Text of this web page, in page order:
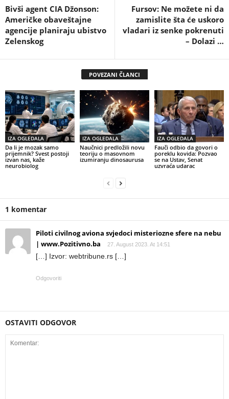
Bivši agent CIA Džonson:
Američke obaveštajne
agencije planiraju ubistvo
Zelenskog
Fursov: Ne možete ni da
zamislite šta će uskoro
vladari iz senke pokrenuti
– Dolazi …
POVEZANI ČLANCI
IZA OGLEDALA
Da li je mozak samo
prijemnik? Svest postoji
izvan nas, kaže
neurobiolog
IZA OGLEDALA
Naučnici predložili novu
teoriju o masovnom
izumiranju dinosaurusa
IZA OGLEDALA
Fauči odbio da govori o
poreklu kovida: Pozvao
se na Ustav, Senat
uzvraća udarac
1 komentar
Piloti civilnog aviona svjedoci misteriozne sfere na nebu
| www.Pozitivno.ba
27. August 2023. At 14:51
[…] Izvor: webtribune.rs […]
Odgovoriti
OSTAVITI ODGOVOR